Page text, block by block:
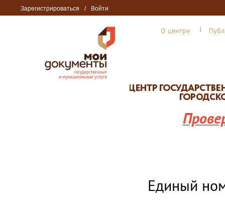
Зарегистрироваться / Войти
О центре
Единый